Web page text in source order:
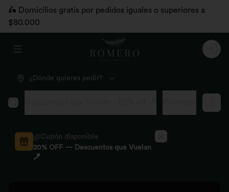
🛵 Domicilios gratis por pedidos iguales o superiores a
$80.000
Abrir menu de navegación Login
¿Dónde quieres pedir?
Cupón disponible
20% OFF — Descuentos que Vuelan
🪁